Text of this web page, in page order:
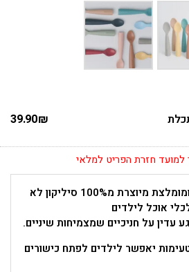
39.90₪
למועד חזרת הפריט למלאי
כפית סיליקון איכותית ומומלצת מיוצרת מ100% סיליקון לא
אוכל לילדים
עדין על חניכיים שמצמיחות שיניים.
יאפשר לילדים לפתח כישורים